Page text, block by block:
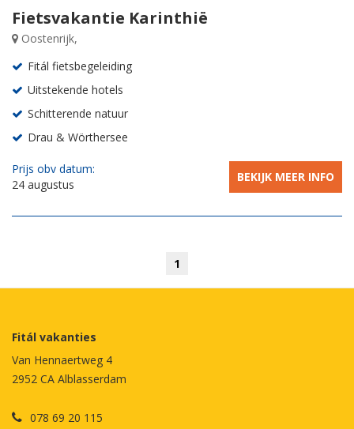
Fietsvakantie Karinthië
Oostenrijk,
Fitál fietsbegeleiding
Uitstekende hotels
Schitterende natuur
Drau & Wörthersee
Prijs obv datum:
24 augustus
BEKIJK MEER INFO
1
Fitál vakanties
Van Hennaertweg 4
2952 CA Alblasserdam
078 69 20 115